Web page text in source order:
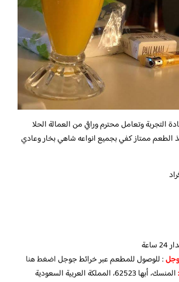
التجربة وتعامل محترم وراقي من العمالة الحلا
الطعم ممتاز كفي بجميع انواعه شاهي بخار وعادي
: للوصول للمطعم عبر خرائط جوجلاضغط هنا
المنسك، أبها 62523، المملكة العربية السعودية